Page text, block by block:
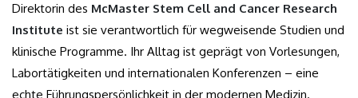
Direktorin des McMaster Stem Cell and Cancer Research
Institute ist sie verantwortlich für wegweisende Studien und
klinische Programme. Ihr Alltag ist geprägt von Vorlesungen,
Labortätigkeiten und internationalen Konferenzen – eine
echte Führungspersönlichkeit in der modernen Medizin.